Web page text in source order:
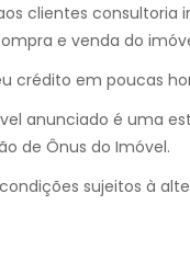
clientes consultoria
e venda do
crédito em poucas
anunciado é uma
de Ônus do Imóvel.
sujeitos à